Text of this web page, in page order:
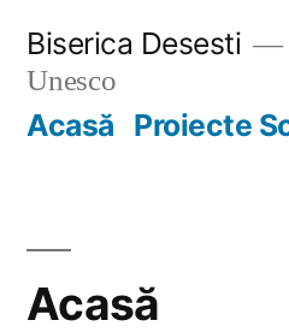
content
Biserica Desesti
Unesco
Acasă Proiecte
Acasă